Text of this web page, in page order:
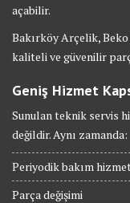
açabilir.
Bakırköy Arçelik,
kaliteli ve güvenilir
Geniş Hizmet
Sunulan teknik servis
değildir. Aynı zamanda:
Periyodik bakım
Parça değişimi